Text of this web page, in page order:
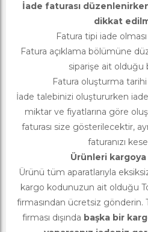
İade faturası
dikkat
Fatura tipi iade
Fatura açıklama bölümüne
siparişe ait olduğu
Fatura oluşturma tarihi
İade talebinizi oluştururken
miktar ve fiyatlarına göre
faturası size gösterilecektir,
faturanızı
Ürünleri
Ürünü tüm aparatlarıyla
kargo kodunuzun ait olduğu
firmasından ücretsiz gönderin.
firması dışında başka bir